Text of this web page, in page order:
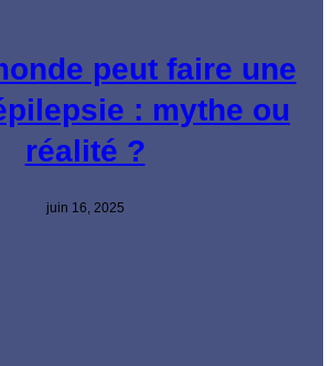
peut faire une
: mythe ou
réalité ?
juin 16, 2025